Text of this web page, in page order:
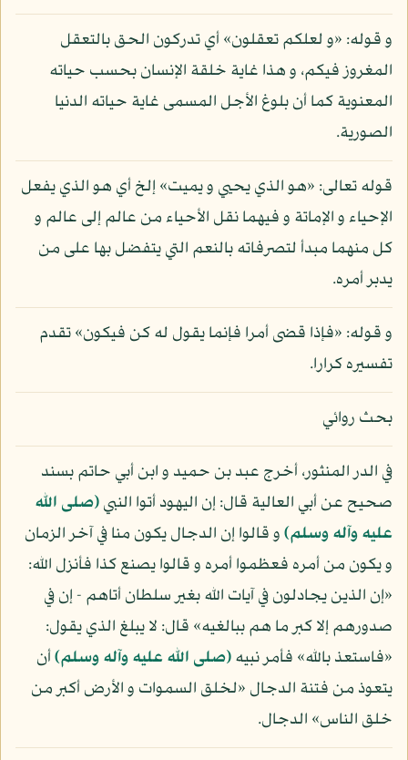
و قوله: «و لعلكم تعقلون» أي تدركون الحق بالتعقل
المغروز فيكم، و هذا غاية خلقة الإنسان بحسب حياته
المعنوية كما أن بلوغ الأجل المسمى غاية حياته الدنيا
الصورية.
قوله تعالى: «هو الذي يحيي و يميت» إلخ أي هو الذي يفعل
الإحياء و الإماتة و فيهما نقل الأحياء من عالم إلى عالم و
كل منهما مبدأ لتصرفاته بالنعم التي يتفضل بها على من
يدبر أمره.
و قوله: «فإذا قضى أمرا فإنما يقول له كن فيكون» تقدم
تفسيره كرارا.
بحث روائي
في الدر المنثور، أخرج عبد بن حميد و ابن أبي حاتم بسند
صحيح عن أبي العالية قال: إن اليهود أتوا النبي(صلى الله
عليه وآله وسلم)و قالوا إن الدجال يكون منا في آخر الزمان
و يكون من أمره فعظموا أمره و قالوا يصنع كذا فأنزل الله:
«إن الذين يجادلون في آيات الله بغير سلطان أتاهم - إن في
صدورهم إلا كبر ما هم ببالغيه» قال: لا يبلغ الذي يقول:
«فاستعذ بالله» فأمر نبيه(صلى الله عليه وآله وسلم)أن
يتعوذ من فتنة الدجال «لخلق السموات و الأرض أكبر من
خلق الناس» الدجال.